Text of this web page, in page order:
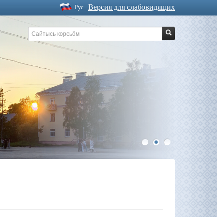
Версия для слабовидящих
Рус
1 2 3